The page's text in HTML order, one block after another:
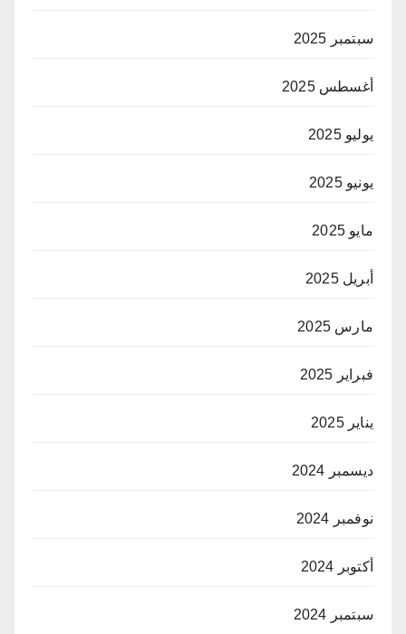
سبتمبر 2025
أغسطس 2025
يوليو 2025
يونيو 2025
مايو 2025
أبريل 2025
مارس 2025
فبراير 2025
يناير 2025
ديسمبر 2024
نوفمبر 2024
أكتوبر 2024
سبتمبر 2024